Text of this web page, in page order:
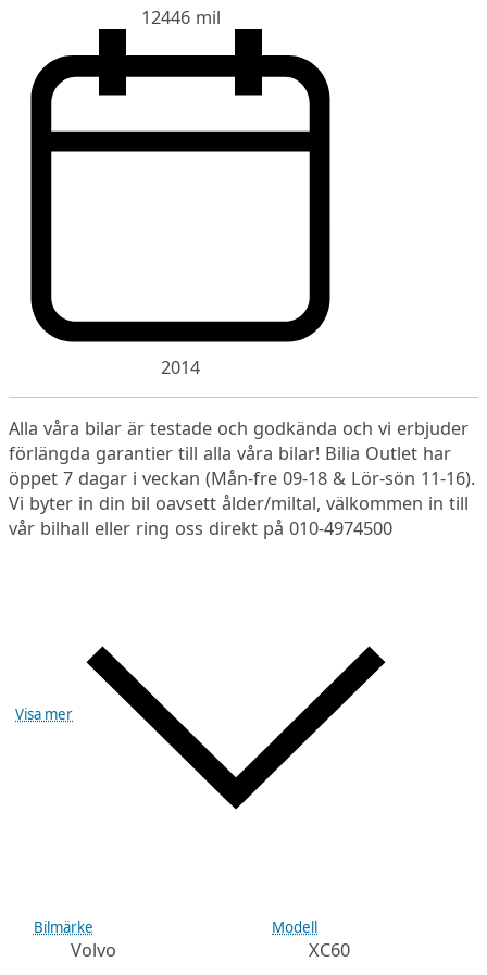
12446 mil
2014
Alla våra bilar är testade och godkända och vi erbjuder
förlängda garantier till alla våra bilar! Bilia Outlet har
öppet 7 dagar i veckan (Mån-fre 09-18 & Lör-sön 11-16).
Vi byter in din bil oavsett ålder/miltal, välkommen in till
vår bilhall eller ring oss direkt på 010-4974500
Visa mer
Bilmärke
Volvo
Modell
XC60